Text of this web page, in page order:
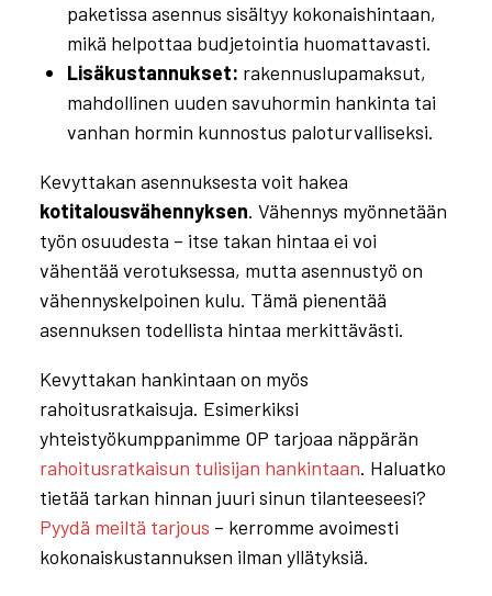
paketissa asennus sisältyy kokonaishintaan,
mikä helpottaa budjetointia huomattavasti.
Lisäkustannukset: rakennuslupamaksut,
mahdollinen uuden savuhormin hankinta tai
vanhan hormin kunnostus paloturvalliseksi.
Kevyttakan asennuksesta voit hakea
kotitalousvähennyksen. Vähennys myönnetään
työn osuudesta – itse takan hintaa ei voi
vähentää verotuksessa, mutta asennustyö on
vähennyskelpoinen kulu. Tämä pienentää
asennuksen todellista hintaa merkittävästi.
Kevyttakan hankintaan on myös
rahoitusratkaisuja. Esimerkiksi
yhteistyökumppanimme OP tarjoaa näppärän
rahoitusratkaisun tulisijan hankintaan. Haluatko
tietää tarkan hinnan juuri sinun tilanteeseesi?
Pyydä meiltä tarjous – kerromme avoimesti
kokonaiskustannuksen ilman yllätyksiä.